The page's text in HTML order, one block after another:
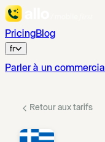
PricingBlog
fr
Parler à un commercial
Retour aux tarifs